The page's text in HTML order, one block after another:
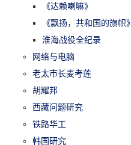
《达赖喇嘛》
《飘扬，共和国的旗帜》
淮海战役全纪录
网络与电脑
老太市长麦考莲
胡耀邦
西藏问题研究
铁路华工
韩国研究